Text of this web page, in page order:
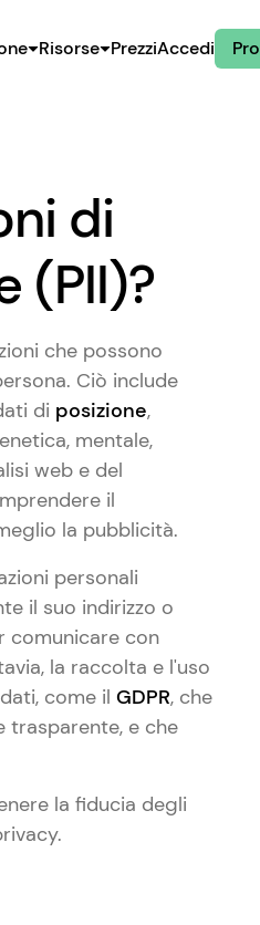
Risorse PrezziAccedi
di
(PII)?
che possono
Ciò include
di posizione,
mentale,
web e del
il
la pubblicità.
personali
il suo indirizzo o
comunicare con
la raccolta e l'uso
come il GDPR, che
e che
la fiducia degli